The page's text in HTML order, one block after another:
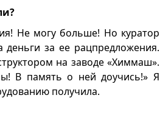
Не могу больше! Но куратор
за ее рацпредложения.
на заводе «Химмаш».
В память о ней доучись!» Я
получила.